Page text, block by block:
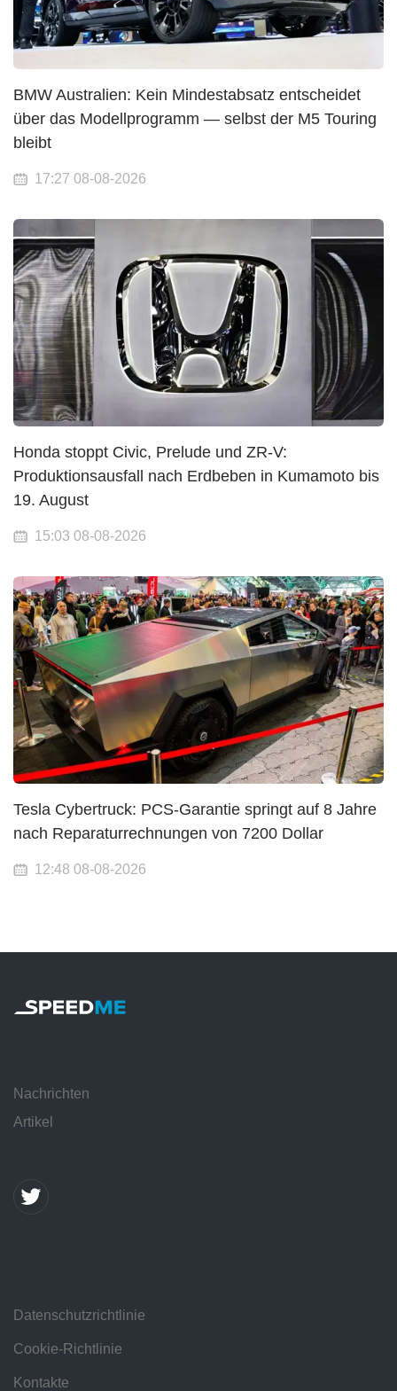
BMW Australien: Kein Mindestabsatz entscheidet
über das Modellprogramm — selbst der M5 Touring
bleibt
17:27 08-08-2026
Honda stoppt Civic, Prelude und ZR-V:
Produktionsausfall nach Erdbeben in Kumamoto bis
19. August
15:03 08-08-2026
Tesla Cybertruck: PCS-Garantie springt auf 8 Jahre
nach Reparaturrechnungen von 7200 Dollar
12:48 08-08-2026
Nachrichten
Artikel
Datenschutzrichtlinie
Cookie-Richtlinie
Kontakte